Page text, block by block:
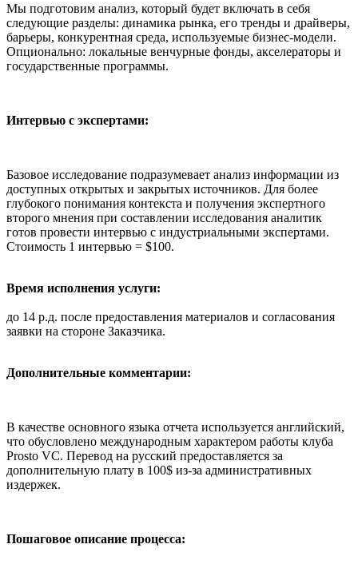
Мы подготовим анализ, который будет включать в себя
следующие разделы: динамика рынка, его тренды и драйверы,
барьеры, конкурентная среда, используемые бизнес-модели.
Опционально: локальные венчурные фонды, акселераторы и
государственные программы.
Интервью с экспертами:
Базовое исследование подразумевает анализ информации из
доступных открытых и закрытых источников. Для более
глубокого понимания контекста и получения экспертного
второго мнения при составлении исследования аналитик
готов провести интервью с индустриальными экспертами.
Стоимость 1 интервью = $100.
Время исполнения услуги:
до 14 р.д. после предоставления материалов и согласования
заявки на стороне Заказчика.
Дополнительные комментарии:
В качестве основного языка отчета используется английский,
что обусловлено международным характером работы клуба
Prosto VC. Перевод на русский предоставляется за
дополнительную плату в 100$ из-за административных
издержек.
Пошаговое описание процесса: